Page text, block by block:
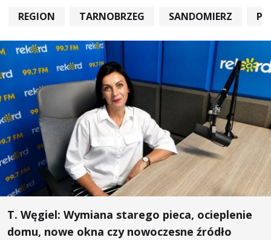
REGION TARNOBRZEG SANDOMIERZ
T. Węgiel: Wymiana starego pieca, ocieplenie
domu, nowe okna czy nowoczesne źródło